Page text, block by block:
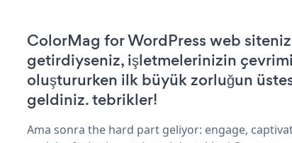
ColorMag for WordPress web sitenizi
getirdiyseniz, işletmelerinizin
oluştururken ilk büyük zorluğun
geldiniz. tebrikler!
Ama sonra the hard part geliyor: engage,